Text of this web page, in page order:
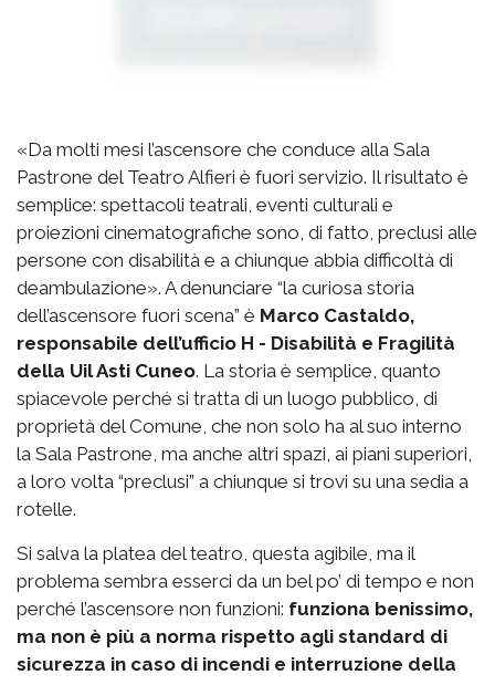
«Da molti mesi l’ascensore che conduce alla Sala
Pastrone del Teatro Alfieri è fuori servizio. Il risultato è
semplice: spettacoli teatrali, eventi culturali e
proiezioni cinematografiche sono, di fatto, preclusi alle
persone con disabilità e a chiunque abbia difficoltà di
deambulazione». A denunciare “la curiosa storia
dell’ascensore fuori scena” è Marco Castaldo,
responsabile dell’ufficio H - Disabilità e Fragilità
della Uil Asti Cuneo. La storia è semplice, quanto
spiacevole perché si tratta di un luogo pubblico, di
proprietà del Comune, che non solo ha al suo interno
la Sala Pastrone, ma anche altri spazi, ai piani superiori,
a loro volta “preclusi” a chiunque si trovi su una sedia a
rotelle.
Si salva la platea del teatro, questa agibile, ma il
problema sembra esserci da un bel po’ di tempo e non
perché l’ascensore non funzioni: funziona benissimo,
ma non è più a norma rispetto agli standard di
sicurezza in caso di incendi e interruzione della